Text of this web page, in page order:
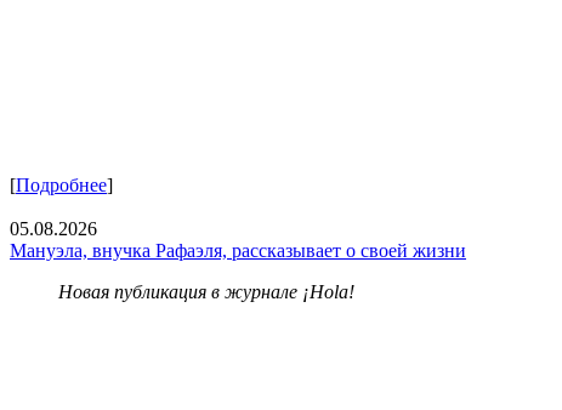
[Подробнее]
05.08.2026
Мануэла, внучка Рафаэля, рассказывает о своей жизни
Новая публикация в журнале ¡Hola!